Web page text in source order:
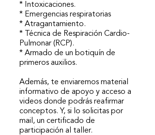
* Intoxicaciones.
* Emergencias respiratorias
* Atragantamiento.
* Técnica de Respiración Cardio-
Pulmonar (RCP).
* Armado de un botiquín de
primeros auxilios.
Además, te enviaremos material
informativo de apoyo y acceso a
videos donde podrás reafirmar
conceptos. Y, si lo solicitas por
mail, un certificado de
participación al taller.